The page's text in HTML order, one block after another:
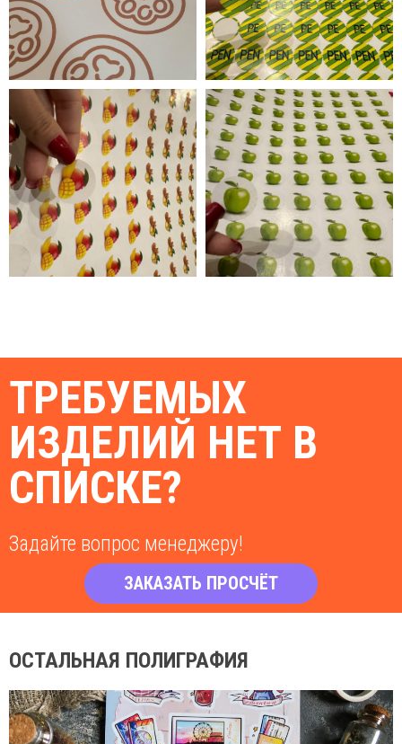
ТРЕБУЕМЫХ
ИЗДЕЛИЙ НЕТ В
СПИСКЕ?
Задайте вопрос менеджеру!
ЗАКАЗАТЬ ПРОСЧЁТ
ОСТАЛЬНАЯ ПОЛИГРАФИЯ